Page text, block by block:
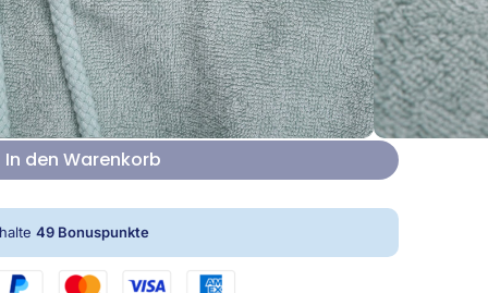
Personalisieren
In den Warenkorb
49 Bonuspunkte